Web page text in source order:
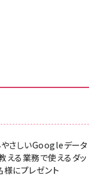
さしいGoogleデータ
える業務で使えるダッ
様にプレゼント